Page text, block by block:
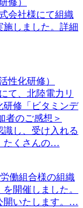
会社様にて組織
しました。詳細
性化研修）
て、北陸電力リ
研修「ビタミンデ
者のご感想＞
識し、受け入れる
たくさんの…
働組合様の組織
開催しました。
開いたします。…